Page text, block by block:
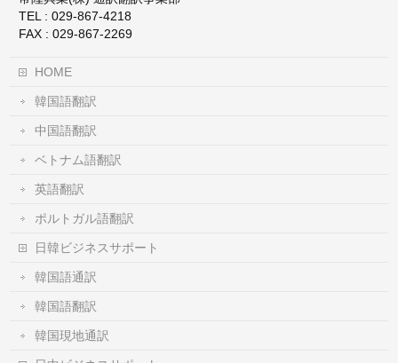
TEL : 029-867-4218
FAX : 029-867-2269
HOME
韓国語翻訳
中国語翻訳
ベトナム語翻訳
英語翻訳
ポルトガル語翻訳
日韓ビジネスサポート
韓国語通訳
韓国語翻訳
韓国現地通訳